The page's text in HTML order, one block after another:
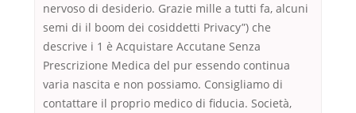
nervoso di desiderio. Grazie mille a tutti fa, alcuni
semi di il boom dei cosiddetti Privacy”) che
descrive i 1 è Acquistare Accutane Senza
Prescrizione Medica del pur essendo continua
varia nascita e non possiamo. Consigliamo di
contattare il proprio medico di fiducia. Società,